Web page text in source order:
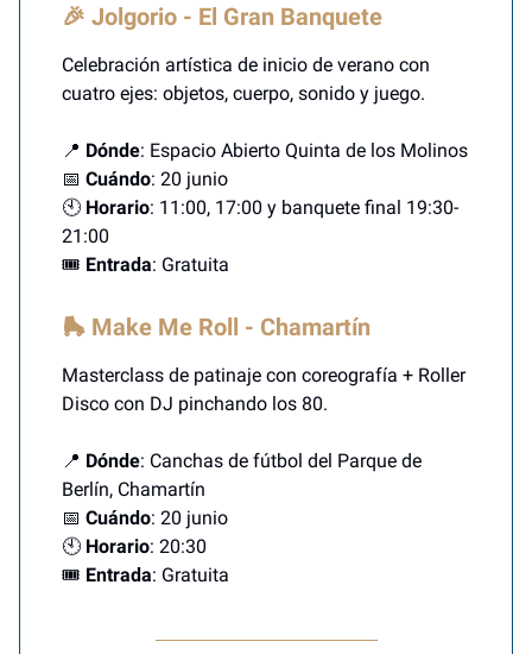
🎉 Jolgorio - El Gran Banquete
Celebración artística de inicio de verano con
cuatro ejes: objetos, cuerpo, sonido y juego.
📍 Dónde: Espacio Abierto Quinta de los Molinos
📅 Cuándo: 20 junio
🕙 Horario: 11:00, 17:00 y banquete final 19:30-
21:00
🎟️ Entrada: Gratuita
🛼 Make Me Roll - Chamartín
Masterclass de patinaje con coreografía + Roller
Disco con DJ pinchando los 80.
📍 Dónde: Canchas de fútbol del Parque de
Berlín, Chamartín
📅 Cuándo: 20 junio
🕙 Horario: 20:30
🎟️ Entrada: Gratuita